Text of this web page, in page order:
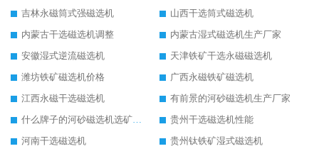
吉林永磁筒式强磁选机
山西干选筒式磁选机
内蒙古干选磁选机调整
内蒙古湿式磁选机生产厂家
安徽湿式逆流磁选机
天津铁矿干选永磁磁选机
潍坊铁矿磁选机价格
广西永磁铁矿磁选机
江西永磁干选磁选机
有前景的河砂磁选机生产厂家
什么牌子的河砂磁选机选矿效果好
贵州干选磁选机性能
河南干选磁选机
贵州钛铁矿湿式磁选机